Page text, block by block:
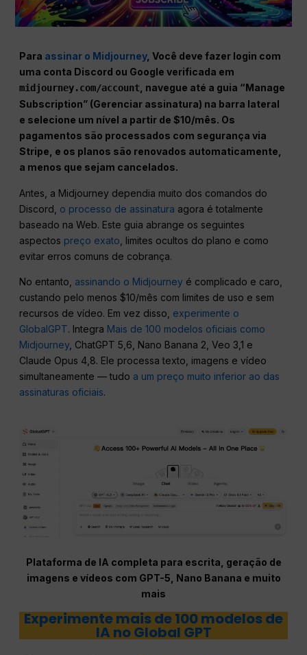
Para assinar o Midjourney, Você deve fazer login com
uma conta Discord ou Google verificada em
midjourney.com/account navegue até a guia “Manage
Subscription” (Gerenciar assinatura) na barra lateral
e selecione um nível a partir de $10/mês. Os
pagamentos são processados com segurança via
Stripe, e os planos são renovados automaticamente,
a menos que sejam cancelados.
Antes, a Midjourney dependia muito dos comandos do
Discord, o processo de assinatura agora é totalmente
baseado na Web. Este guia abrange os seguintes
aspectos preço exato , limites ocultos do plano e como
evitar erros comuns de cobrança.
No entanto, assinando o Midjourney é complicado e caro,
custando pelo menos $10/mês com limites de uso e sem
recursos de vídeo. Em vez disso, experimente o
GlobalGPT. Integra Mais de 100 modelos oficiais como
Midjourney, ChatGPT 5,6, Nano Banana 2, Veo 3,1 e
Claude Opus 4,8. Ele processa texto, imagens e vídeo
simultaneamente — tudo a um preço muito inferior ao das
assinaturas oficiais.
Plataforma de IA completa para escrita, geração de
imagens e vídeos com GPT-5, Nano Banana e muito
mais
Experimente mais de 100 modelos de
IA no Global GPT